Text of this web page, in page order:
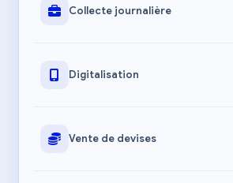
Collecte journalière
Digitalisation
Vente de devises